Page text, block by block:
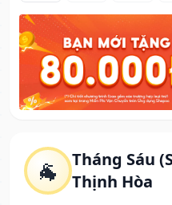
🐐
Tháng Sáu
Thịnh Hòa